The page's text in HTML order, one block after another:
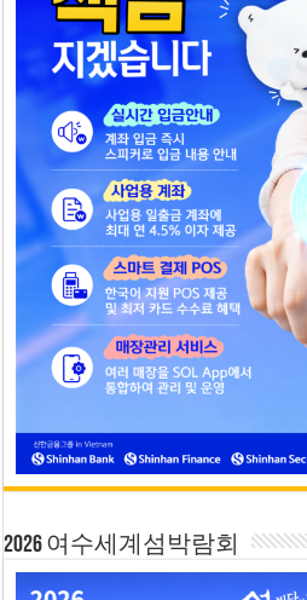
2026 여수세계섬박람회